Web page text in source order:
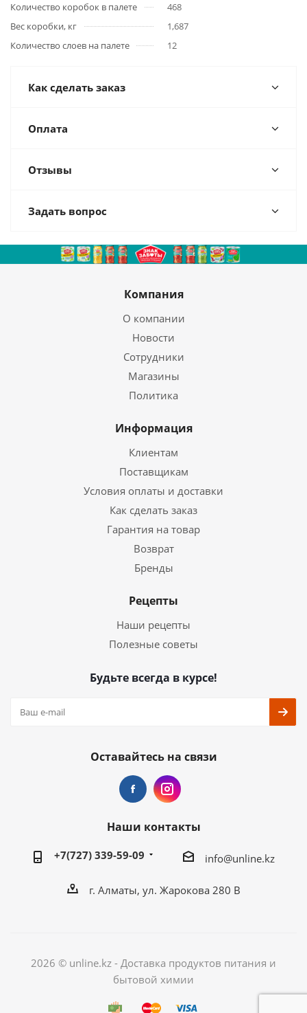
Количество коробок в палете
468
Вес коробки, кг
1,687
Количество слоев на палете
12
Как сделать заказ
Оплата
Отзывы
Задать вопрос
Компания
О компании
Новости
Сотрудники
Магазины
Политика
Информация
Клиентам
Поставщикам
Условия оплаты и доставки
Как сделать заказ
Гарантия на товар
Возврат
Бренды
Рецепты
Наши рецепты
Полезные советы
Будьте всегда в курсе!
Оставайтесь на связи
Наши контакты
+7(727) 339-59-09 info@unline.kz
г. Алматы, ул. Жарокова 280 В
2026 © unline.kz - Доставка продуктов питания и
бытовой химии